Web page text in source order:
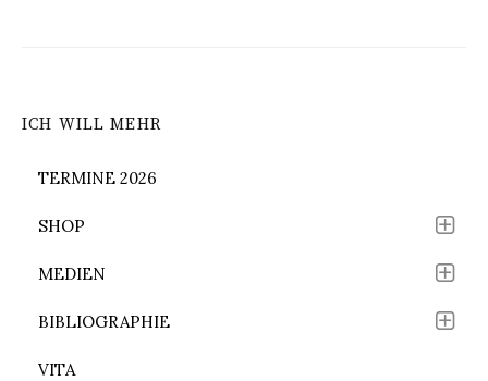
ICH WILL MEHR
TERMINE 2026
SHOP
MEDIEN
BIBLIOGRAPHIE
VITA